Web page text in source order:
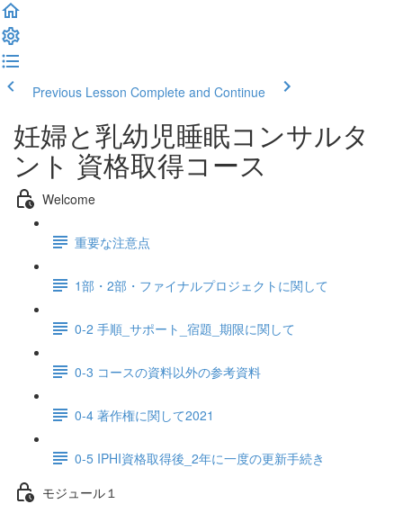
Previous Lesson Complete and Continue
妊婦と乳幼児睡眠コンサルタ
ント 資格取得コース
Welcome
重要な注意点
1部・2部・ファイナルプロジェクトに関して
0-2 手順_サポート_宿題_期限に関して
0-3 コースの資料以外の参考資料
0-4 著作権に関して2021
0-5 IPHI資格取得後_2年に一度の更新手続き
モジュール１